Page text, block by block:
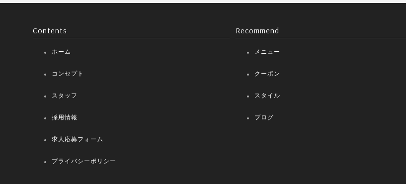
Contents
ホーム
コンセプト
スタッフ
採用情報
求人応募フォーム
プライバシーポリシー
Recommend
メニュー
クーポン
スタイル
ブログ